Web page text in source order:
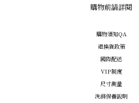
購物前請詳閱
購物須知QA
退換貨政策
國際配送
VIP制度
尺寸測量
洗滌保養說明